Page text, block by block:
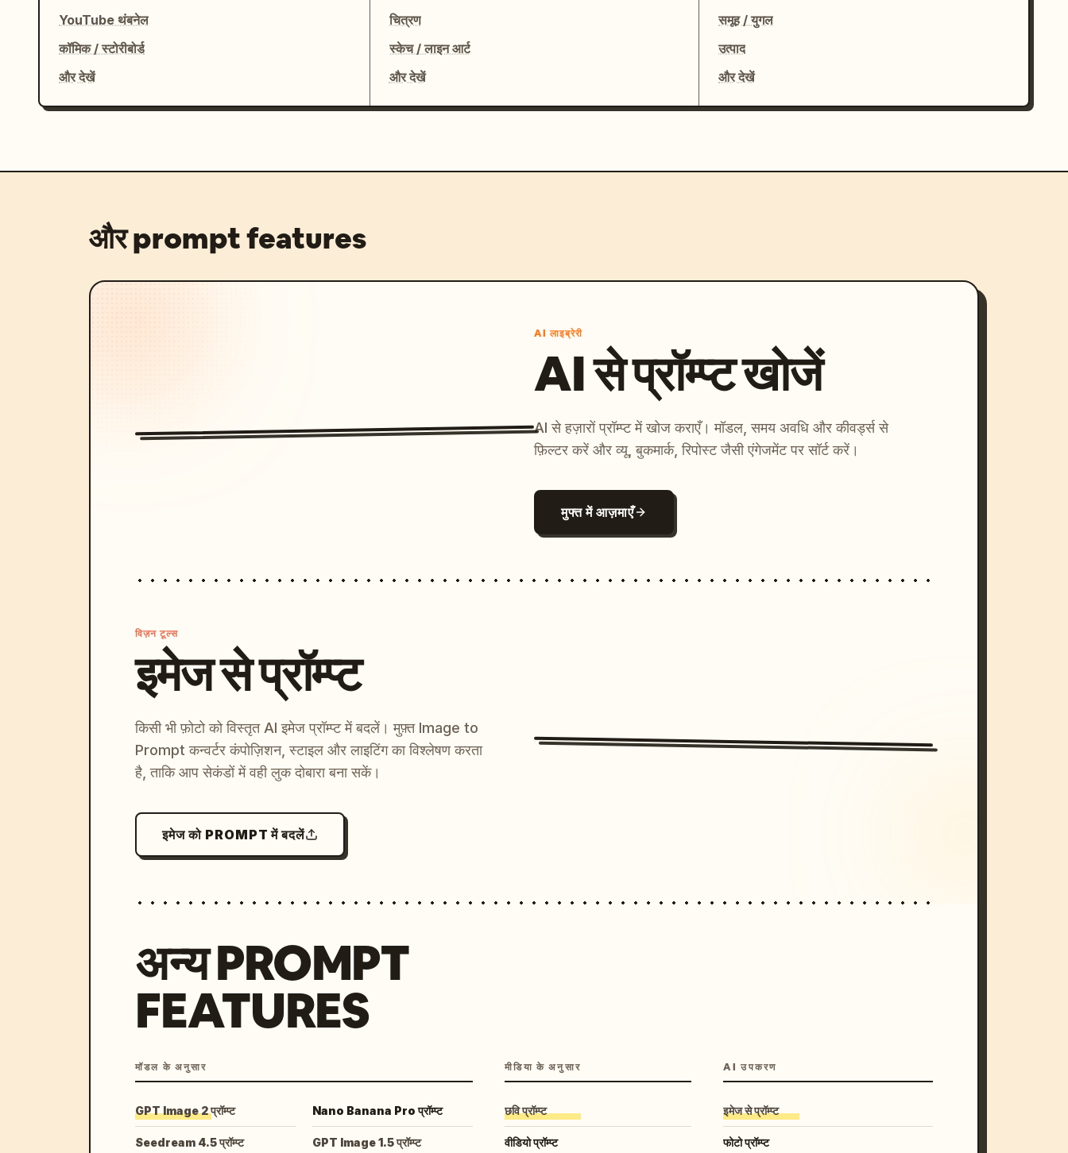
YouTube थंबनेल
कॉमिक / स्टोरीबोर्ड
और देखें
चित्रण
स्केच / लाइन आर्ट
और देखें
समूह / युगल
उत्पाद
और देखें
और prompt features
AI लाइब्रेरी
AI से प्रॉम्प्ट खोजें
AI से हज़ारों प्रॉम्प्ट में खोज कराएँ। मॉडल, समय अवधि और कीवर्ड्स से
फ़िल्टर करें और व्यू, बुकमार्क, रिपोस्ट जैसी एंगेजमेंट पर सॉर्ट करें।
मुफ्त में आज़माएँ
विज़न टूल्स
इमेज से प्रॉम्प्ट
किसी भी फ़ोटो को विस्तृत AI इमेज प्रॉम्प्ट में बदलें। मुफ़्त Image to
Prompt कन्वर्टर कंपोज़िशन, स्टाइल और लाइटिंग का विश्लेषण करता
है, ताकि आप सेकंडों में वही लुक दोबारा बना सकें।
इमेज को PROMPT में बदलें
अन्य PROMPT
FEATURES
मॉडल के अनुसार
GPT Image 2 प्रॉम्प्ट Nano Banana Pro प्रॉम्प्ट
Seedream 4.5 प्रॉम्प्ट GPT Image 1.5 प्रॉम्प्ट
मीडिया के अनुसार
छवि प्रॉम्प्ट
वीडियो प्रॉम्प्ट
AI उपकरण
इमेज से प्रॉम्प्ट
फोटो प्रॉम्प्ट